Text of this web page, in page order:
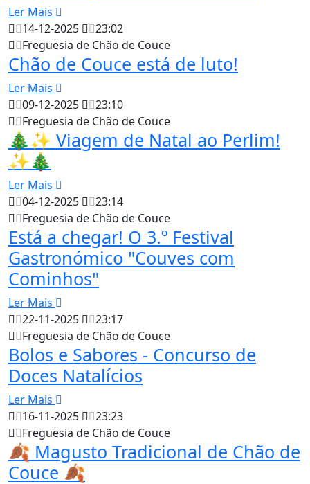
Ler Mais
14-12-2025
23:02
Freguesia de Chão de Couce
Chão de Couce está de luto!
Ler Mais
09-12-2025
23:10
Freguesia de Chão de Couce
🎄✨ Viagem de Natal ao Perlim!
✨🎄
Ler Mais
04-12-2025
23:14
Freguesia de Chão de Couce
Está a chegar! O 3.º Festival
Gastronómico "Couves com
Cominhos"
Ler Mais
22-11-2025
23:17
Freguesia de Chão de Couce
Bolos e Sabores - Concurso de
Doces Natalícios
Ler Mais
16-11-2025
23:23
Freguesia de Chão de Couce
🍂 Magusto Tradicional de Chão de
Couce 🍂